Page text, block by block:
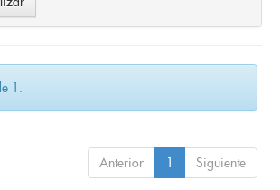
1.
Anterior 1 Siguiente